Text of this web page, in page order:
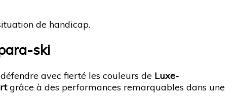
de handicap.
ski
avec fierté les couleurs de Luxe-
grâce à des performances remarquables dans une